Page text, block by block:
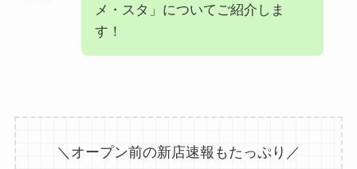
メ・スタ」についてご紹介しま
す！
＼オープン前の新店速報もたっぷり／